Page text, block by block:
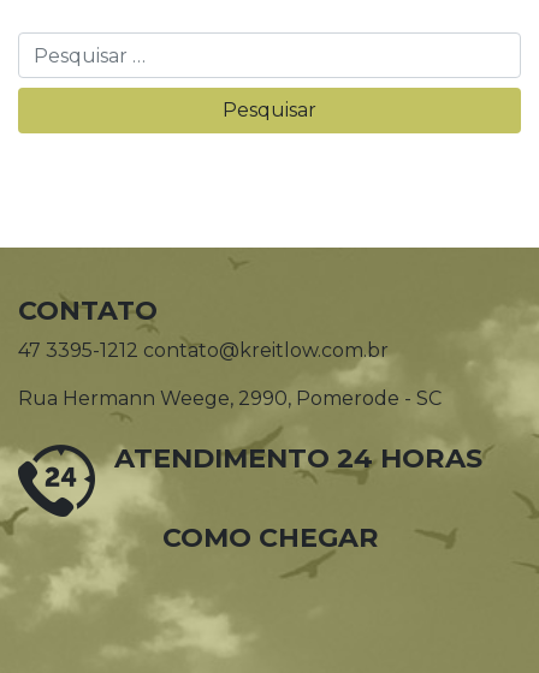
CONTATO
47 3395-1212 contato@kreitlow.com.br
Rua Hermann Weege, 2990, Pomerode - SC
ATENDIMENTO 24 HORAS
COMO CHEGAR